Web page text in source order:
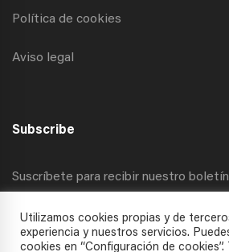
Política de cookies
Aviso legal
Subscribe
Suscríbete para recibir nuestro boletín
Utilizamos cookies propias y de
experiencia y nuestros servicios.
cookies en “Configuración de cookies”.